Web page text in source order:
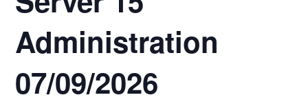
Administration
07/09/2026